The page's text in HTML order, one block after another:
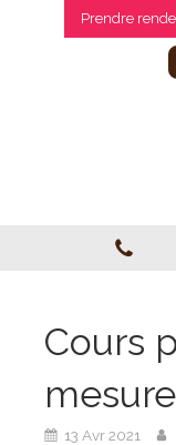
Prendre
Cours
mesure
13 Avr 2021